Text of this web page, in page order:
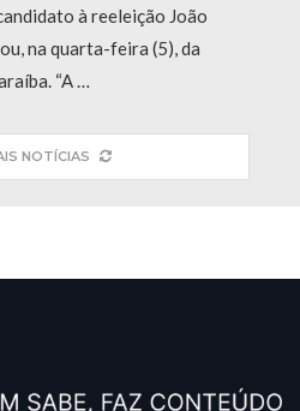
à reeleição João
na quarta-feira (5), da
“A …
NOTÍCIAS